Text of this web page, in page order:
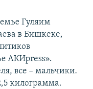
Гуляим
в Бишкеке,
АКИpress».
все – мальчики.
килограмма.